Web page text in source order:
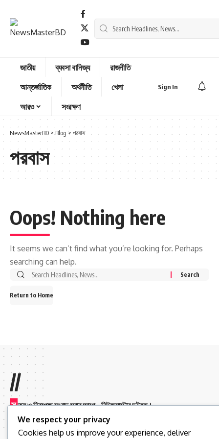
জাতীয় ব্যবসা বানিজ্য
রাজনীতি
আন্তর্জাতিক
অর্থনীতি
খেলা
আরও
সংরক্ষণ
Sign In
NewsMasterBD >Blog > পরবাস
পরবাস
Oops! Nothing here
It seems we can’t find what you’re looking for. Perhaps
searching can help.
Return to Home
//
স ত্য ও নিরপেক্ষ সংবাদ সবার আগে – নিউজমাস্টার ডটকম।
We respect your privacy
Cookies help us improve your experience, deliver